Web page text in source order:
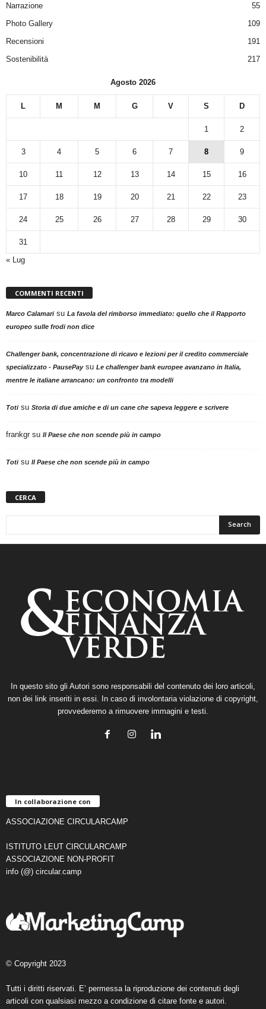
Narrazione
55
Photo Gallery
109
Recensioni
191
Sostenibilità
217
Agosto 2026
L M M G V S D
1 2
3 4 5 6 7 8 9
10 11 12 13 14 15 16
17 18 19 20 21 22 23
24 25 26 27 28 29 30
31
« Lug
COMMENTI RECENTI
Marco Calamarisu La favola del rimborso immediato: quello che il Rapporto
europeo sulle frodi non dice
Challenger bank, concentrazione di ricavo e lezioni per il credito commerciale
specializzato - PausePaysu Le challenger bank europee avanzano in Italia,
mentre le italiane arrancano: un confronto tra modelli
Totisu Storia di due amiche e di un cane che sapeva leggere e scrivere
frankgr su Il Paese che non scende più in campo
Totisu Il Paese che non scende più in campo
CERCA
In questo sito gli Autori sono responsabili del contenuto dei loro articoli,
non dei link inseriti in essi. In caso di involontaria violazione di copyright,
provvederemo a rimuovere immagini e testi.
In collaborazione con
ASSOCIAZIONE CIRCULARCAMP
ISTITUTO LEUT CIRCULARCAMP
ASSOCIAZIONE NON-PROFIT
info (@) circular.camp
© Copyright 2023
Tutti i diritti riservati. E’ permessa la riproduzione dei contenuti degli
articoli con qualsiasi mezzo a condizione di citare fonte e autori.